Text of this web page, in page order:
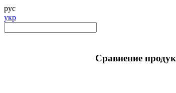
рус
укр
Сравнение